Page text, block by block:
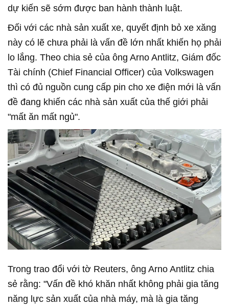
dự kiến sẽ sớm được ban hành thành luật.
Đối với các nhà sản xuất xe, quyết định bỏ xe xăng
này có lẽ chưa phải là vấn đề lớn nhất khiến họ phải
lo lắng. Theo chia sẻ của ông Arno Antlitz, Giám đốc
Tài chính (Chief Financial Officer) của Volkswagen
thì có đủ nguồn cung cấp pin cho xe điện mới là vấn
đề đang khiến các nhà sản xuất của thế giới phải
"mất ăn mất ngủ".
Trong trao đổi với tờ Reuters, ông Arno Antlitz chia
sẻ rằng: "Vấn đề khó khăn nhất không phải gia tăng
năng lực sản xuất của nhà máy, mà là gia tăng